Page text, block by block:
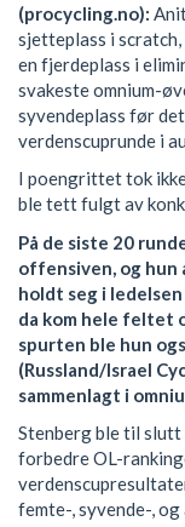
(procycling.no):
sjetteplass i scratch,
en fjerdeplass i
svakeste omnium-
syvendeplass før
verdenscuprunde i
I poengrittet tok
ble tett fulgt av
På de siste 20
offensiven, og hun
holdt seg i
da kom hele feltet
spurten ble hun
(Russland/Israel
sammenlagt i
Stenberg ble til slutt
forbedre OL-
femte-, syvende-,